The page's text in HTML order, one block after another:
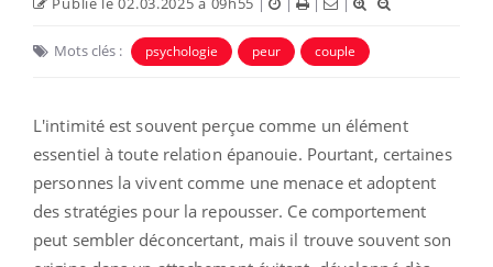
Mots clés : psychologie peur couple
L'intimité est souvent perçue comme un élément
essentiel à toute relation épanouie. Pourtant, certaines
personnes la vivent comme une menace et adoptent
des stratégies pour la repousser. Ce comportement
peut sembler déconcertant, mais il trouve souvent son